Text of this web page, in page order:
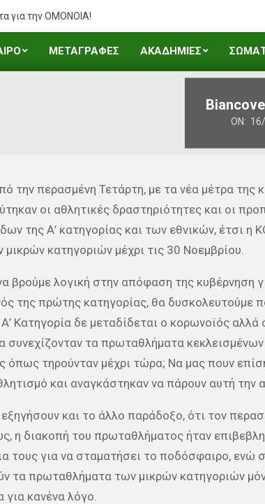
για την ΟΜΟΝΟΙΑ!
ΜΕΤΑΓΡΑΦΕΣ ΑΚΑΔΗΜΙΕΣ
ON:
την περασμένη Τετάρτη, με τα νέα μέτρα της
οι αθλητικές δραστηριότητες και οι
της Α’ κατηγορίας και των εθνικών, έτσι
κατηγοριών μέχρι τις 30 Νοεμβρίου.
βρούμε λογική στην απόφαση της κυβέρνηση
της πρώτης κατηγορίας, θα δυσκολευτούμε
Κατηγορία δε μεταδίδεται ο κορωνοϊός
συνεχίζονταν τα πρωταθλήματα
όπως τηρούνταν μέχρι τώρα; Να μας πουν
και αναγκάστηκαν να πάρουν αυτή την
εξηγήσουν και το άλλο παράδοξο, ότι τον
η διακοπή του πρωταθλήματος ήταν
τους για να σταματήσει το ποδόσφαιρο,
τα πρωταθλήματα των μικρών κατηγοριών
για κανένα λόγο.